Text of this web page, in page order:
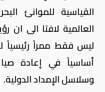
القياسية للموانئ
العالمية لافتا الى ان
ليس فقط ممراً رئيسياً
أساسياً في إعادة
وسلاسل الإمداد الدولية.